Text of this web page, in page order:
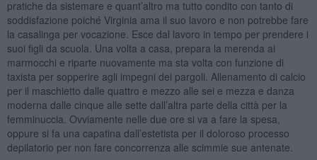
pratiche da sistemare e quant’altro ma tutto condito con tanto di
soddisfazione poiché Virginia ama il suo lavoro e non potrebbe fare
la casalinga per vocazione. Esce dal lavoro in tempo per prendere i
suoi figli da scuola. Una volta a casa, prepara la merenda ai
marmocchi e riparte nuovamente ma sta volta con funzione di
taxista per sopperire agli impegni dei pargoli. Allenamento di calcio
per il maschietto dalle quattro e mezzo alle sei e mezza e danza
moderna dalle cinque alle sette dall’altra parte della città per la
femminuccia. Ovviamente nelle due ore si va a fare la spesa,
oppure si fa una capatina dall’estetista per il doloroso processo
depilatorio per non fare concorrenza alle scimmie sue antenate.